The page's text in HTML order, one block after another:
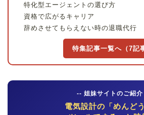
特化型エージェントの選び方
資格で広がるキャリア
辞めさせてもらえない時の退職代行
特集記事一覧へ（7記
-- 姐妹サイトのご紹
電気設計の「めんどう